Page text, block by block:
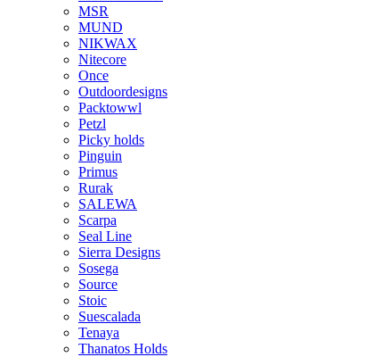
MSR
MUND
NIKWAX
Nitecore
Once
Outdoordesigns
Packtowwl
Petzl
Picky holds
Pinguin
Primus
Rurak
SALEWA
Scarpa
Seal Line
Sierra Designs
Sosega
Source
Stoic
Suescalada
Tenaya
Thanatos Holds